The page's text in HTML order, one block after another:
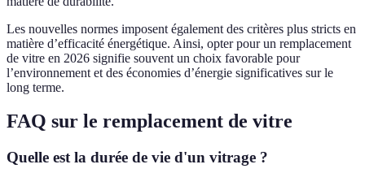
Les nouvelles normes imposent également des critères plus stricts en
matière d’efficacité énergétique. Ainsi, opter pour un remplacement
de vitre en 2026 signifie souvent un choix favorable pour
l’environnement et des économies d’énergie significatives sur le
long terme.
FAQ sur le remplacement de vitre
Quelle est la durée de vie d'un vitrage ?